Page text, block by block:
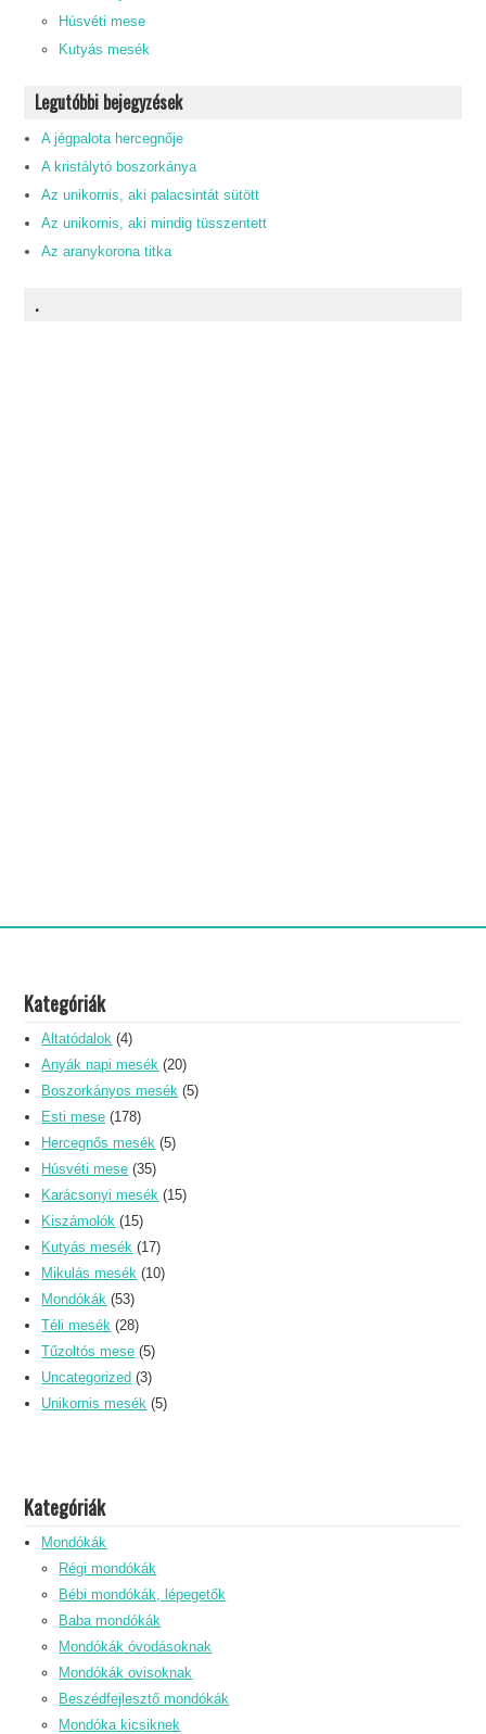
Húsvéti mese
Kutyás mesék
Legutóbbi bejegyzések
A jégpalota hercegnője
A kristálytó boszorkánya
Az unikornis, aki palacsintát sütött
Az unikornis, aki mindig tüsszentett
Az aranykorona titka
.
Kategóriák
Altatódalok (4)
Anyák napi mesék (20)
Boszorkányos mesék (5)
Esti mese (178)
Hercegnős mesék (5)
Húsvéti mese (35)
Karácsonyi mesék (15)
Kiszámolók (15)
Kutyás mesék (17)
Mikulás mesék (10)
Mondókák (53)
Téli mesék (28)
Tűzoltós mese (5)
Uncategorized (3)
Unikornis mesék (5)
Kategóriák
Mondókák
Régi mondókák
Bébi mondókák, lépegetők
Baba mondókák
Mondókák óvodásoknak
Mondókák ovisoknak
Beszédfejlesztő mondókák
Mondóka kicsiknek